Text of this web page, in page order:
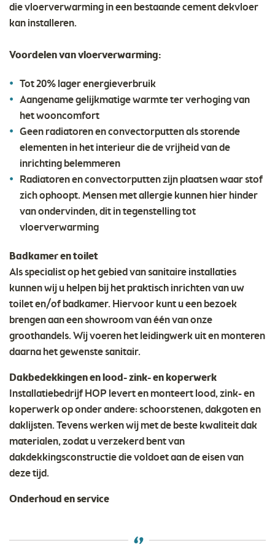
die vloerverwarming in een bestaande cement dekvloer
kan installeren.
Voordelen van vloerverwarming:
Tot 20% lager energieverbruik
Aangename gelijkmatige warmte ter verhoging van
het wooncomfort
Geen radiatoren en convectorputten als storende
elementen in het interieur die de vrijheid van de
inrichting belemmeren
Radiatoren en convectorputten zijn plaatsen waar stof
zich ophoopt. Mensen met allergie kunnen hier hinder
van ondervinden, dit in tegenstelling tot
vloerverwarming
Badkamer en toilet
Als specialist op het gebied van sanitaire installaties
kunnen wij u helpen bij het praktisch inrichten van uw
toilet en/of badkamer. Hiervoor kunt u een bezoek
brengen aan een showroom van één van onze
groothandels. Wij voeren het leidingwerk uit en monteren
daarna het gewenste sanitair.
Dakbedekkingen en lood- zink- en koperwerk
Installatiebedrijf HOP levert en monteert lood, zink- en
koperwerk op onder andere: schoorstenen, dakgoten en
daklijsten. Tevens werken wij met de beste kwaliteit dak
materialen, zodat u verzekerd bent van
dakdekkingsconstructie die voldoet aan de eisen van
deze tijd.
Onderhoud en service